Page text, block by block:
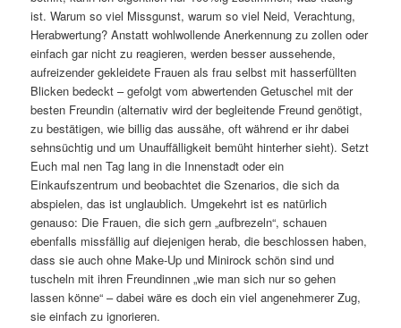
ist. Warum so viel Missgunst, warum so viel Neid, Verachtung,
Herabwertung? Anstatt wohlwollende Anerkennung zu zollen oder
einfach gar nicht zu reagieren, werden besser aussehende,
aufreizender gekleidete Frauen als frau selbst mit hasserfüllten
Blicken bedeckt – gefolgt vom abwertenden Getuschel mit der
besten Freundin (alternativ wird der begleitende Freund genötigt,
zu bestätigen, wie billig das aussähe, oft während er ihr dabei
sehnsüchtig und um Unauffälligkeit bemüht hinterher sieht). Setzt
Euch mal nen Tag lang in die Innenstadt oder ein
Einkaufszentrum und beobachtet die Szenarios, die sich da
abspielen, das ist unglaublich. Umgekehrt ist es natürlich
genauso: Die Frauen, die sich gern „aufbrezeln“, schauen
ebenfalls missfällig auf diejenigen herab, die beschlossen haben,
dass sie auch ohne Make-Up und Minirock schön sind und
tuscheln mit ihren Freundinnen „wie man sich nur so gehen
lassen könne“ – dabei wäre es doch ein viel angenehmerer Zug,
sie einfach zu ignorieren.